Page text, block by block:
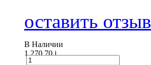
оставить отзыв
В Наличии
1 270.70i